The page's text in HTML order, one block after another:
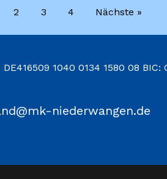
2 3 4 Nächste »
1040 0134 1580 08 BIC:
niederwangen.de